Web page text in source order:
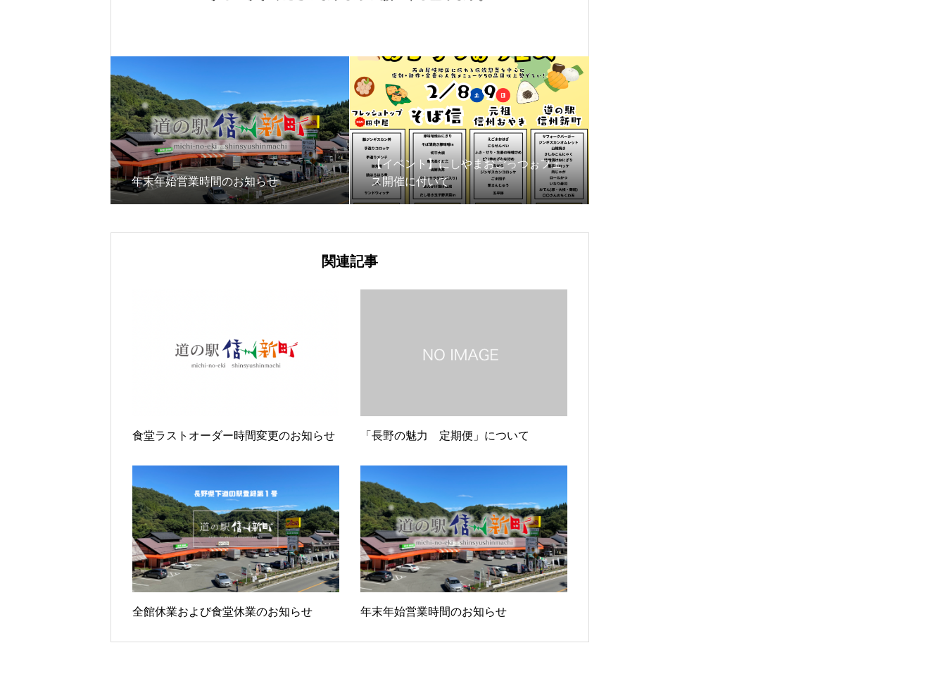
年末年始営業時間のお知らせ
【イベント】にしやまおごっつぉフェ
ス開催に付いて
関連記事
食堂ラストオーダー時間変更のお知らせ 「長野の魅力 定期便」について
全館休業および食堂休業のお知らせ 年末年始営業時間のお知らせ